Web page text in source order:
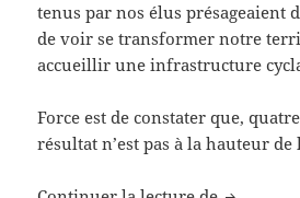
tenus par nos élus présageaient
de voir se transformer notre
accueillir une infrastructure
Force est de constater que,
résultat n’est pas à la hauteur